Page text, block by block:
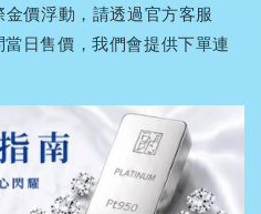
價浮動，請透過官方客服
日售價，我們會提供下單連